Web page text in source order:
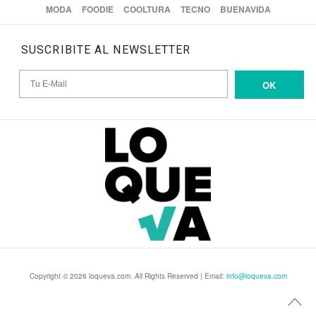
MODA FOODIE COOLTURA TECNO BUENAVIDA
SUSCRIBITE AL NEWSLETTER
OK
Copyright © 2026 loqueva.com. All Rights Reserved | Email: info@loqueva.com